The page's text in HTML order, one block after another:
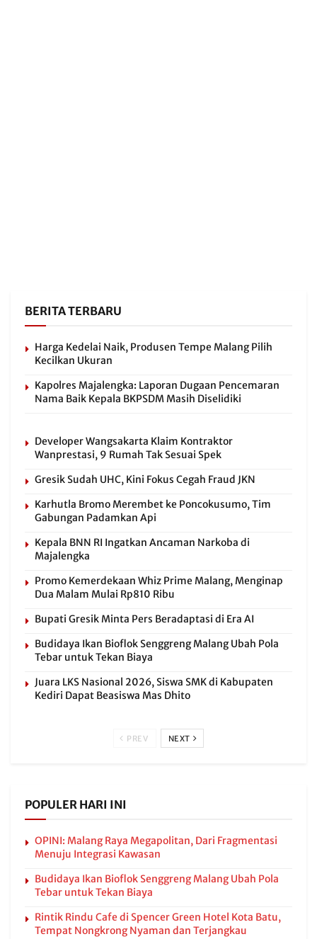
BERITA TERBARU
Harga Kedelai Naik, Produsen Tempe Malang Pilih
Kecilkan Ukuran
Kapolres Majalengka: Laporan Dugaan Pencemaran
Nama Baik Kepala BKPSDM Masih Diselidiki
Developer Wangsakarta Klaim Kontraktor
Wanprestasi, 9 Rumah Tak Sesuai Spek
Gresik Sudah UHC, Kini Fokus Cegah Fraud JKN
Karhutla Bromo Merembet ke Poncokusumo, Tim
Gabungan Padamkan Api
Kepala BNN RI Ingatkan Ancaman Narkoba di
Majalengka
Promo Kemerdekaan Whiz Prime Malang, Menginap
Dua Malam Mulai Rp810 Ribu
Bupati Gresik Minta Pers Beradaptasi di Era AI
Budidaya Ikan Bioflok Senggreng Malang Ubah Pola
Tebar untuk Tekan Biaya
Juara LKS Nasional 2026, Siswa SMK di Kabupaten
Kediri Dapat Beasiswa Mas Dhito
PREV NEXT
POPULER HARI INI
OPINI: Malang Raya Megapolitan, Dari Fragmentasi
Menuju Integrasi Kawasan
Budidaya Ikan Bioflok Senggreng Malang Ubah Pola
Tebar untuk Tekan Biaya
Rintik Rindu Cafe di Spencer Green Hotel Kota Batu,
Tempat Nongkrong Nyaman dan Terjangkau